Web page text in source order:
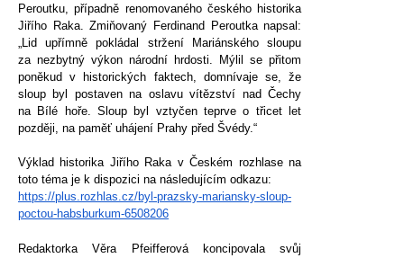
Peroutku, případně renomovaného českého historika
Jiřího Raka. Zmiňovaný Ferdinand Peroutka napsal:
„Lid upřímně pokládal stržení Mariánského sloupu
za nezbytný výkon národní hrdosti. Mýlil se přitom
poněkud v historických faktech, domnívaje se, že
sloup byl postaven na oslavu vítězství nad Čechy
na Bílé hoře. Sloup byl vztyčen teprve o třicet let
později, na paměť uhájení Prahy před Švédy.“
Výklad historika Jiřího Raka v Českém rozhlase na
toto téma je k dispozici na následujícím odkazu:
https://plus.rozhlas.cz/byl-prazsky-mariansky-sloup-
poctou-habsburkum-6508206
Redaktorka Věra Pfeifferová koncipovala svůj